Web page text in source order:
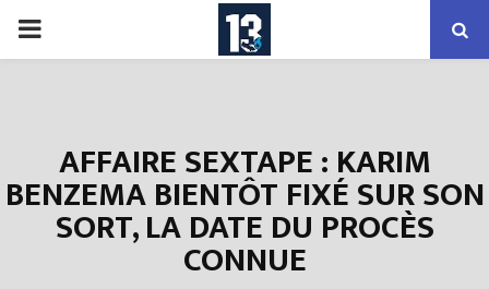
PRIMARY
AFFAIRE SEXTAPE : KARIM
BENZEMA BIENTÔT FIXÉ SUR SON
SORT, LA DATE DU PROCÈS
CONNUE